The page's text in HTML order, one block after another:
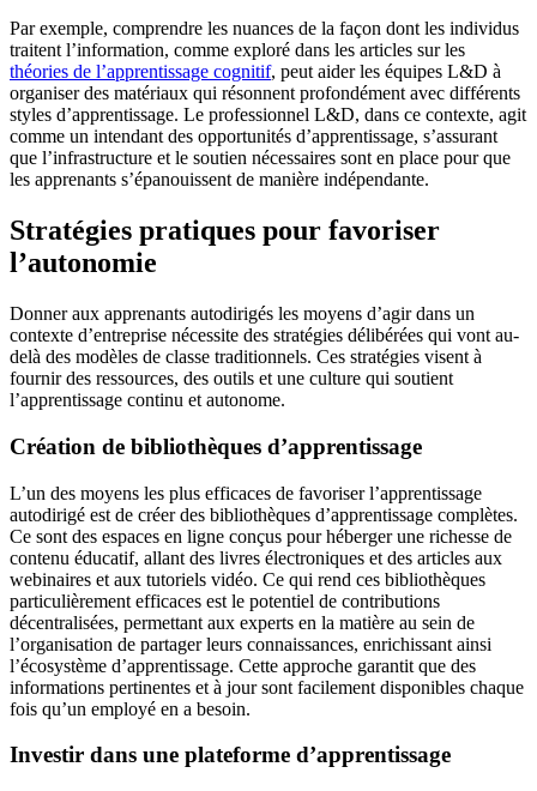
Par exemple, comprendre les nuances de la façon dont les individus
traitent l’information, comme exploré dans les articles sur les
théories de l’apprentissage cognitif, peut aider les équipes L&D à
organiser des matériaux qui résonnent profondément avec différents
styles d’apprentissage. Le professionnel L&D, dans ce contexte, agit
comme un intendant des opportunités d’apprentissage, s’assurant
que l’infrastructure et le soutien nécessaires sont en place pour que
les apprenants s’épanouissent de manière indépendante.
Stratégies pratiques pour favoriser
l’autonomie
Donner aux apprenants autodirigés les moyens d’agir dans un
contexte d’entreprise nécessite des stratégies délibérées qui vont au-
delà des modèles de classe traditionnels. Ces stratégies visent à
fournir des ressources, des outils et une culture qui soutient
l’apprentissage continu et autonome.
Création de bibliothèques d’apprentissage
L’un des moyens les plus efficaces de favoriser l’apprentissage
autodirigé est de créer des bibliothèques d’apprentissage complètes.
Ce sont des espaces en ligne conçus pour héberger une richesse de
contenu éducatif, allant des livres électroniques et des articles aux
webinaires et aux tutoriels vidéo. Ce qui rend ces bibliothèques
particulièrement efficaces est le potentiel de contributions
décentralisées, permettant aux experts en la matière au sein de
l’organisation de partager leurs connaissances, enrichissant ainsi
l’écosystème d’apprentissage. Cette approche garantit que des
informations pertinentes et à jour sont facilement disponibles chaque
fois qu’un employé en a besoin.
Investir dans une plateforme d’apprentissage